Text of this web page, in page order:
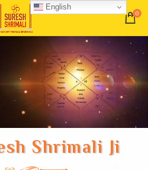
0
Shrimali Ji
English